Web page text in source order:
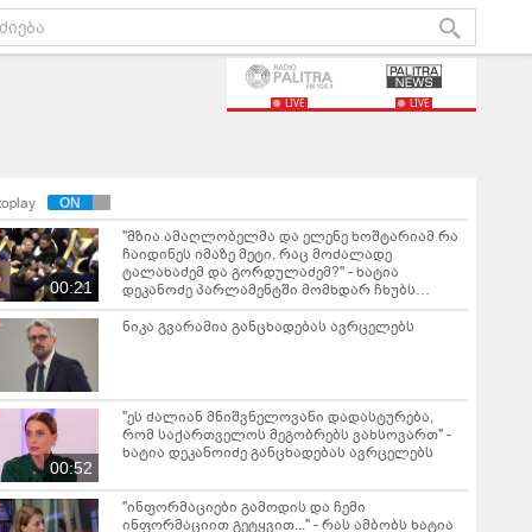
LIVE LIVE
00:21
"მზია ამაღლობელმა და ელენე ხოშტარიამ რა
ჩაიდინეს იმაზე მეტი, რაც მოძალადე
ტალახაძემ და გორდულაძემ?" - ხატია
დეკანოძე პარლამენტში მომხდარ ჩხუბს
ეხმაურება, სადაც დეპუტატმა ლაშა ტალახაძემ
გიგა ფარულავას თავის არეში ხელი ჩაარტყა,
ნიკა გვარამია განცხადებას ავრცელებს
00:52
"ეს ძალიან მნიშვნელოვანი დადასტურება,
რომ საქართველოს მეგობრებს ვახსოვართ" -
ხატია დეკანოიძე განცხადებას ავრცელებს
"ინფორმაციები გამოდის და ჩემი
ინფორმაციით გეტყვით..." - რას ამბობს ხატია